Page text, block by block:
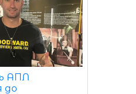
АПЛ
до